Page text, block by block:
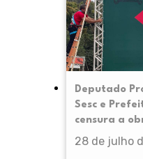
Deputado
Sesc e
censura a
28 de julho